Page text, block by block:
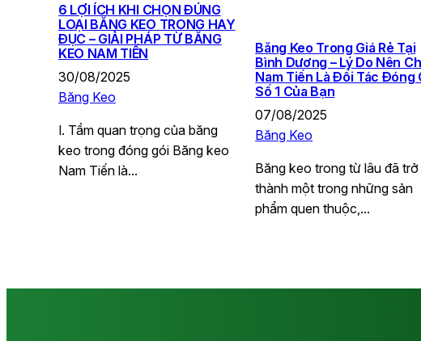
6 LỢI ÍCH KHI CHỌN ĐÚNG
LOẠI BĂNG KEO TRONG HAY
ĐỤC – GIẢI PHÁP TỪ BĂNG
KEO NAM TIẾN
30/08/2025
Băng Keo
I. Tầm quan trọng của băng
keo trong đóng gói Băng keo
Nam Tiến là…
Băng Keo Trong Giá Rẻ Tại
Bình Dương – Lý Do Nên
Nam Tiến Là Đối Tác Đóng
Số 1 Của Bạn
07/08/2025
Băng Keo
Băng keo trong từ lâu đã trở
thành một trong những sản
phẩm quen thuộc,…